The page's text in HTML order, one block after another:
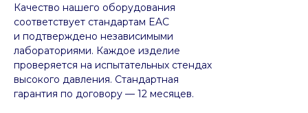
Качество нашего оборудования
соответствует стандартам EAC
и подтверждено независимыми
лабораториями. Каждое изделие
проверяется на испытательных стендах
высокого давления. Стандартная
гарантия по договору — 12 месяцев.